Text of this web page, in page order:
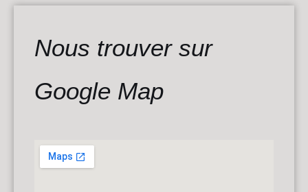
Nous trouver sur
Google Map